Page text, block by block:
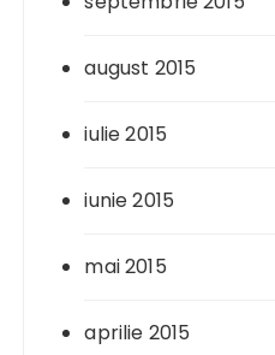
august 2015
iulie 2015
iunie 2015
mai 2015
aprilie 2015